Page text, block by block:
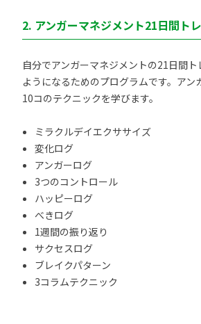
2. アンガーマネジメント21日間ト
自分でアンガーマネジメントの21日間
ようになるためのプログラムです。アン
10コのテクニックを学びます。
ミラクルデイエクササイズ
変化ログ
アンガーログ
3つのコントロール
ハッピーログ
べきログ
1週間の振り返り
サクセスログ
ブレイクパターン
3コラムテクニック